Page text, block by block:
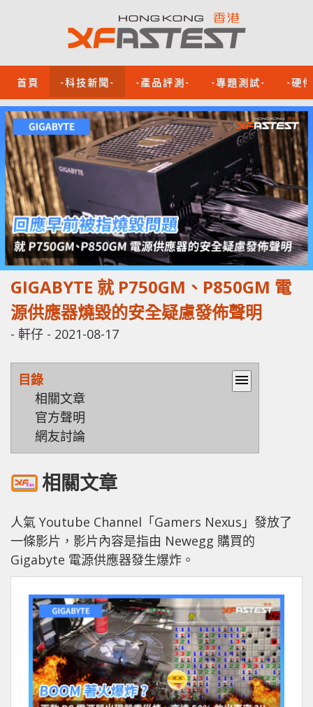
首頁 -科技新聞- -產品評測- -專題測試- -硬
GIGABYTE 就 P750GM、P850GM 電
源供應器燒毀的安全疑慮發佈聲明
- 軒仔 - 2021-08-17
目錄
menu
相關文章
官方聲明
網友討論
相關文章
人氣 Youtube Channel「Gamers Nexus」發放了
一條影片，影片內容是指由 Newegg 購買的
Gigabyte 電源供應器發生爆炸。